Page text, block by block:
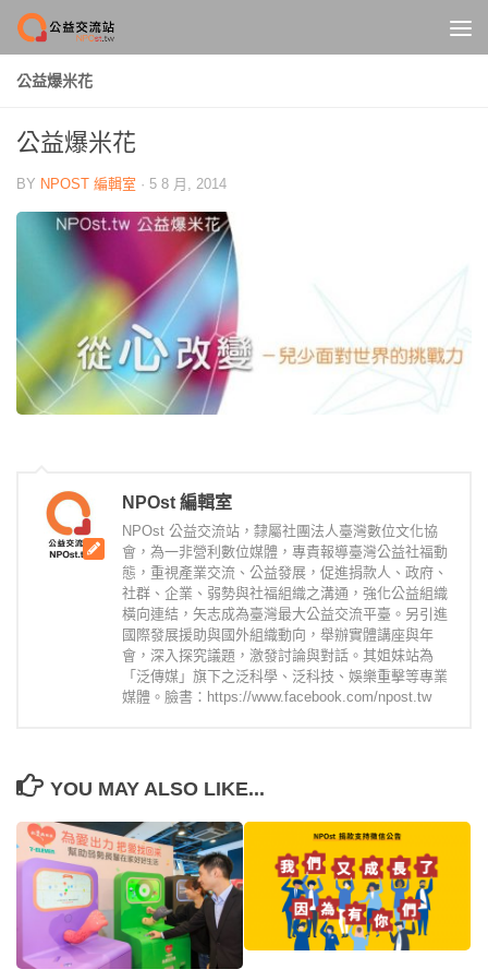
Skip to content
公益爆米花
公益爆米花
BY NPOST 編輯室 · 5 8 月, 2014
NPOst 編輯室
NPOst 公益交流站，隸屬社團法人臺灣數位文化協
會，為一非營利數位媒體，專責報導臺灣公益社福動
態，重視產業交流、公益發展，促進捐款人、政府、
社群、企業、弱勢與社福組織之溝通，強化公益組織
橫向連結，矢志成為臺灣最大公益交流平臺。另引進
國際發展援助與國外組織動向，舉辦實體講座與年
會，深入探究議題，激發討論與對話。其姐妹站為
「泛傳媒」旗下之泛科學、泛科技、娛樂重擊等專業
媒體。臉書：https://www.facebook.com/npost.tw
YOU MAY ALSO LIKE...